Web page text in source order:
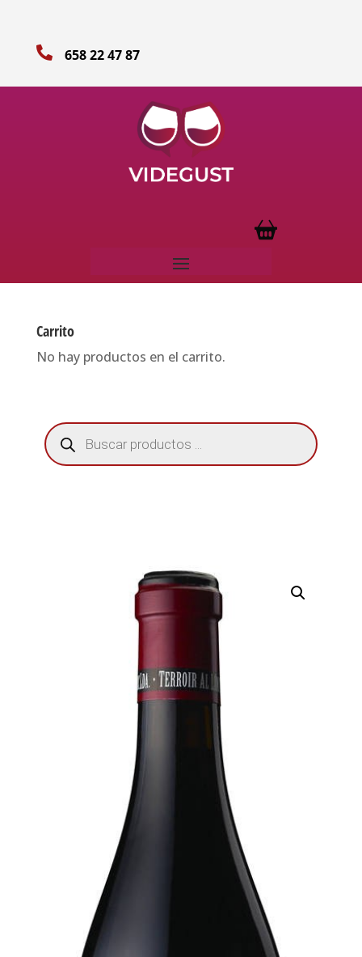
 658 22 47 87
Carrito
No hay productos en el carrito.
Búsqueda
de
productos